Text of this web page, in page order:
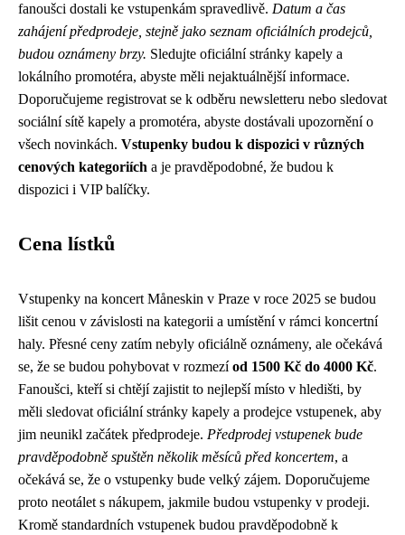
fanoušci dostali ke vstupenkám spravedlivě. Datum a čas
zahájení předprodeje, stejně jako seznam oficiálních prodejců,
budou oznámeny brzy. Sledujte oficiální stránky kapely a
lokálního promotéra, abyste měli nejaktuálnější informace.
Doporučujeme registrovat se k odběru newsletteru nebo sledovat
sociální sítě kapely a promotéra, abyste dostávali upozornění o
všech novinkách. Vstupenky budou k dispozici v různých
cenových kategoriích a je pravděpodobné, že budou k
dispozici i VIP balíčky.
Cena lístků
Vstupenky na koncert Måneskin v Praze v roce 2025 se budou
lišit cenou v závislosti na kategorii a umístění v rámci koncertní
haly. Přesné ceny zatím nebyly oficiálně oznámeny, ale očekává
se, že se budou pohybovat v rozmezíod 1500 Kč do 4000 Kč.
Fanoušci, kteří si chtějí zajistit to nejlepší místo v hledišti, by
měli sledovat oficiální stránky kapely a prodejce vstupenek, aby
jim neunikl začátek předprodeje. Předprodej vstupenek bude
pravděpodobně spuštěn několik měsíců před koncertem, a
očekává se, že o vstupenky bude velký zájem. Doporučujeme
proto neotálet s nákupem, jakmile budou vstupenky v prodeji.
Kromě standardních vstupenek budou pravděpodobně k